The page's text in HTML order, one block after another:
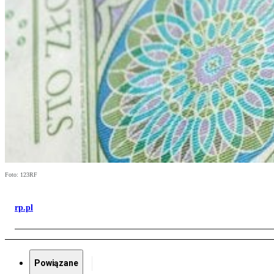
Foto: 123RF
rp.pl
Powiązane